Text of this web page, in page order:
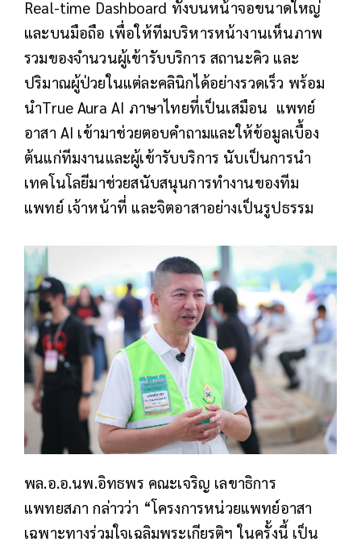
Real-time Dashboard ทั้งบนหน้าจอขนาดใหญ่
และบนมือถือ เพื่อให้ทีมบริหารหน้างานเห็นภาพ
รวมของจำนวนผู้เข้ารับบริการ สถานะคิว และ
ปริมาณผู้ป่วยในแต่ละคลินิกได้อย่างรวดเร็ว พร้อม
นำTrue Aura AI ภาษาไทยที่เป็นเสมือน แพทย์
อาสา AI เข้ามาช่วยตอบคำถามและให้ข้อมูลเบื้อง
ต้นแก่ทีมงานและผู้เข้ารับบริการ นับเป็นการนำ
เทคโนโลยีมาช่วยสนับสนุนการทำงานของทีม
แพทย์ เจ้าหน้าที่ และจิตอาสาอย่างเป็นรูปธรรม
พล.อ.อ.นพ.อิทธพร คณะเจริญ เลขาธิการ
แพทยสภา กล่าวว่า “โครงการหน่วยแพทย์อาสา
เฉพาะทางร่วมใจเฉลิมพระเกียรติฯ ในครั้งนี้ เป็น